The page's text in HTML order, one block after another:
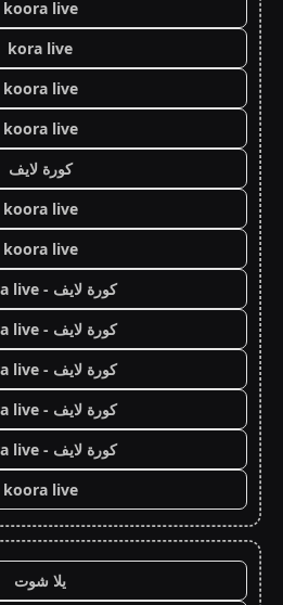
koora live
kora live
koora live
koora live
كورة لايف
koora live
koora live
كورة لايف - koora live
كورة لايف - koora live
كورة لايف - koora live
كورة لايف - koora live
كورة لايف - koora live
koora live
يلا شوت